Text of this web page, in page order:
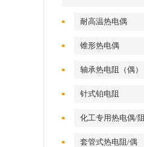
耐高温热电偶
锥形热电偶
轴承热电阻（偶）
针式铂电阻
化工专用热电偶/阻
套管式热电阻/偶